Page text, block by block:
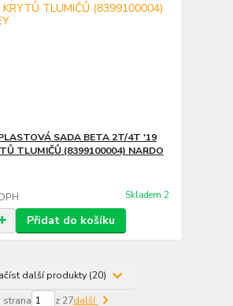
SADA BETA 2T/4T '19
TLUMIČŮ (8399100004) NARDO
Skladem 2
Přidat do košíku
další produkty (20)
strana z 27další